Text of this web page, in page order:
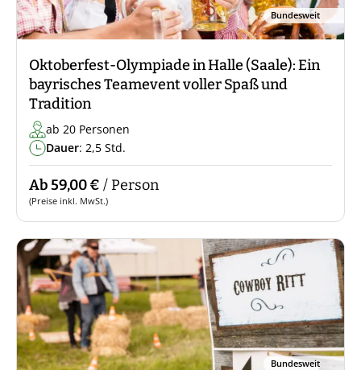
Bundesweit
Oktoberfest-Olympiade in Halle (Saale): Ein
bayrisches Teamevent voller Spaß und
Tradition
ab 20 Personen
Dauer: 2,5 Std.
Ab 59,00 € / Person
(Preise inkl. MwSt.)
Bundesweit